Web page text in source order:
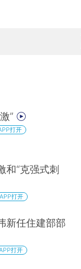
”
打开
和“克强式刺
APP打开
新任住建部部
打开